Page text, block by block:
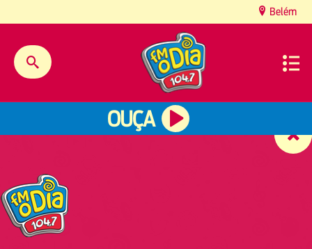
Belém
OUÇA